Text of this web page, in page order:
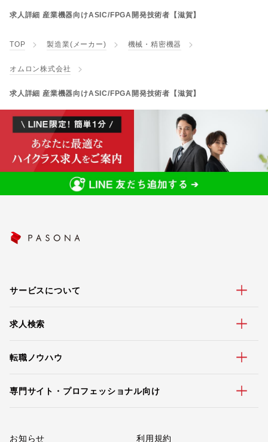
求人詳細 産業機器向けASIC/FPGA開発技術者【滋賀】
TOP 製造業(メーカー) 機械・精密機器
オムロン株式会社
求人詳細 産業機器向けASIC/FPGA開発技術者【滋賀】
サービスについて
求人検索
転職ノウハウ
専門サイト・プロフェッショナル向け
お知らせ 利用規約